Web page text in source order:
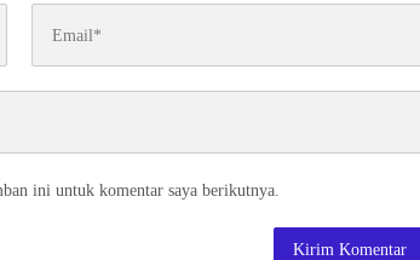
ini untuk komentar saya berikutnya.